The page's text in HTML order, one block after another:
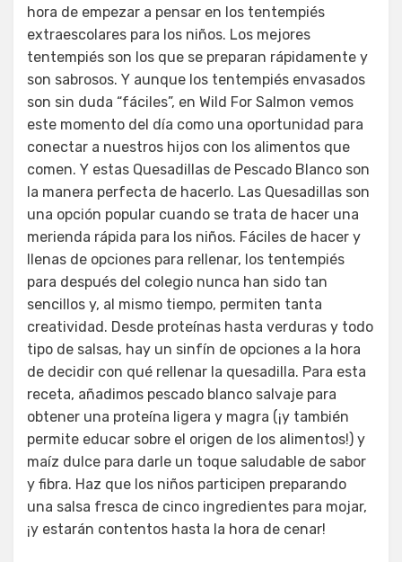
hora de empezar a pensar en los tentempiés
extraescolares para los niños. Los mejores
tentempiés son los que se preparan rápidamente y
son sabrosos. Y aunque los tentempiés envasados
son sin duda “fáciles”, en Wild For Salmon vemos
este momento del día como una oportunidad para
conectar a nuestros hijos con los alimentos que
comen. Y estas Quesadillas de Pescado Blanco son
la manera perfecta de hacerlo. Las Quesadillas son
una opción popular cuando se trata de hacer una
merienda rápida para los niños. Fáciles de hacer y
llenas de opciones para rellenar, los tentempiés
para después del colegio nunca han sido tan
sencillos y, al mismo tiempo, permiten tanta
creatividad. Desde proteínas hasta verduras y todo
tipo de salsas, hay un sinfín de opciones a la hora
de decidir con qué rellenar la quesadilla. Para esta
receta, añadimos pescado blanco salvaje para
obtener una proteína ligera y magra (¡y también
permite educar sobre el origen de los alimentos!) y
maíz dulce para darle un toque saludable de sabor
y fibra. Haz que los niños participen preparando
una salsa fresca de cinco ingredientes para mojar,
¡y estarán contentos hasta la hora de cenar!